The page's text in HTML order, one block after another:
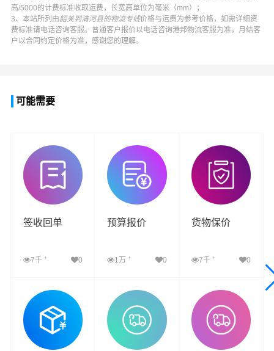
高/5000的计费标准收取运费，长宽高单位为毫米（mm）；
3、本站所列由韶关到清河县的物流专线价格与运费为参考价格，如需详细资
费标准请电话咨询客服。普通客户报价以电话咨询港邦物流客服为准，月结客
户以合同约定价格为准，感谢您的理解。
可能需要
签收回单
7千 + 0
查看详细
预算报价
1万+ 0
查看详细
货物保价
7千 + 0
查看详细